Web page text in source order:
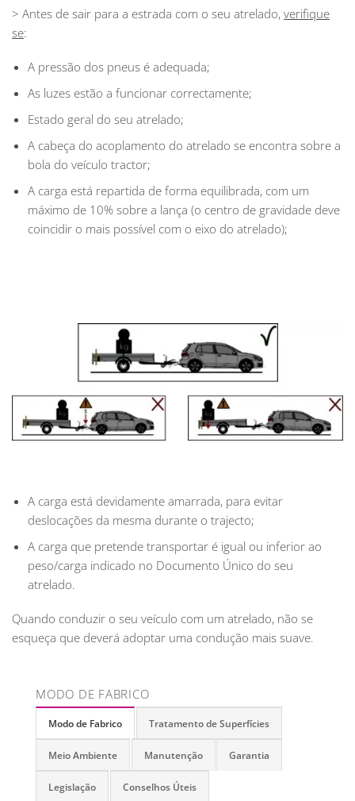
> Antes de sair para a estrada com o seu atrelado, verifique
se:
A pressão dos pneus é adequada;
As luzes estão a funcionar correctamente;
Estado geral do seu atrelado;
A cabeça do acoplamento do atrelado se encontra sobre a
bola do veículo tractor;
A carga está repartida de forma equilibrada, com um
máximo de 10% sobre a lança (o centro de gravidade deve
coincidir o mais possível com o eixo do atrelado);
A carga está devidamente amarrada, para evitar
deslocações da mesma durante o trajecto;
A carga que pretende transportar é igual ou inferior ao
peso/carga indicado no Documento Único do seu
atrelado.
Quando conduzir o seu veículo com um atrelado, não se
esqueça que deverá adoptar uma condução mais suave.
MODO DE FABRICO
Modo de Fabrico Tratamento de Superfícies
Meio Ambiente Manutenção Garantia
Legislação Conselhos Úteis